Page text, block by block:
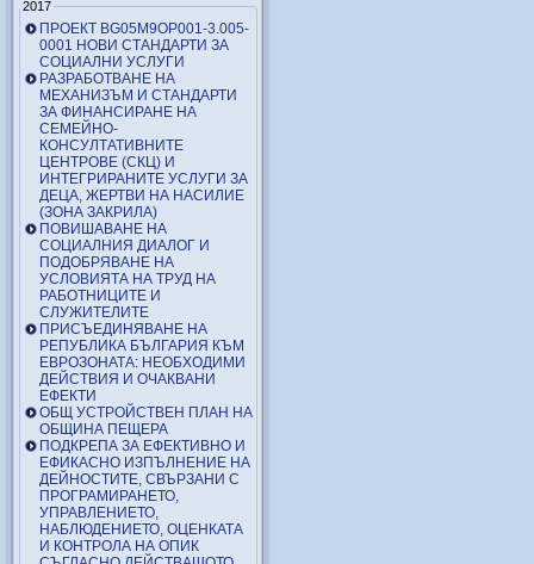
2017
ПРОЕКТ BG05M9OP001-3.005-
0001 НОВИ СТАНДАРТИ ЗА
СОЦИАЛНИ УСЛУГИ
РАЗРАБОТВАНЕ НА
МЕХАНИЗЪМ И СТАНДАРТИ
ЗА ФИНАНСИРАНЕ НА
СЕМЕЙНО-
КОНСУЛТАТИВНИТЕ
ЦЕНТРОВЕ (СКЦ) И
ИНТЕГРИРАНИТЕ УСЛУГИ ЗА
ДЕЦА, ЖЕРТВИ НА НАСИЛИЕ
(ЗОНА ЗАКРИЛА)
ПОВИШАВАНЕ НА
СОЦИАЛНИЯ ДИАЛОГ И
ПОДОБРЯВАНЕ НА
УСЛОВИЯТА НА ТРУД НА
РАБОТНИЦИТЕ И
СЛУЖИТЕЛИТЕ
ПРИСЪЕДИНЯВАНЕ НА
РЕПУБЛИКА БЪЛГАРИЯ КЪМ
ЕВРОЗОНАТА: НЕОБХОДИМИ
ДЕЙСТВИЯ И ОЧАКВАНИ
ЕФЕКТИ
ОБЩ УСТРОЙСТВЕН ПЛАН НА
ОБЩИНА ПЕЩЕРА
ПОДКРЕПА ЗА ЕФЕКТИВНО И
ЕФИКАСНО ИЗПЪЛНЕНИЕ НА
ДЕЙНОСТИТЕ, СВЪРЗАНИ С
ПРОГРАМИРАНЕТО,
УПРАВЛЕНИЕТО,
НАБЛЮДЕНИЕТО, ОЦЕНКАТА
И КОНТРОЛА НА ОПИК